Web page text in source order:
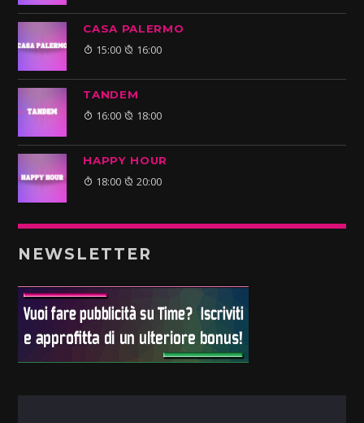
CASA PALERMO
15:00 16:00
TANDEM
16:00 18:00
HAPPY HOUR
18:00 20:00
NEWSLETTER